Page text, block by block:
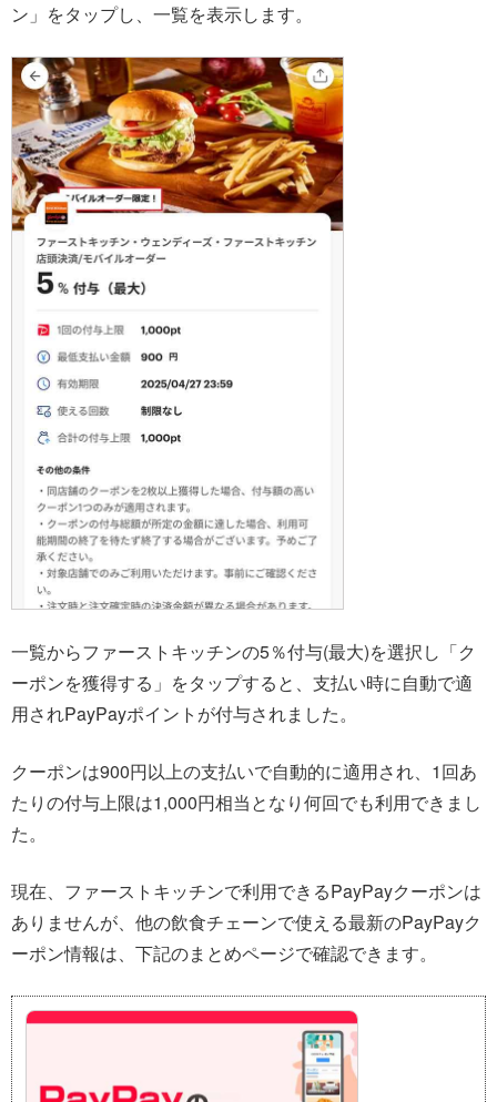
ン」をタップし、一覧を表示します。
一覧からファーストキッチンの5％付与(最大)を選択し「ク
ーポンを獲得する」をタップすると、支払い時に自動で適
用されPayPayポイントが付与されました。
クーポンは900円以上の支払いで自動的に適用され、1回あ
たりの付与上限は1,000円相当となり何回でも利用できまし
た。
現在、ファーストキッチンで利用できるPayPayクーポンは
ありませんが、他の飲食チェーンで使える最新のPayPayク
ーポン情報は、下記のまとめページで確認できます。